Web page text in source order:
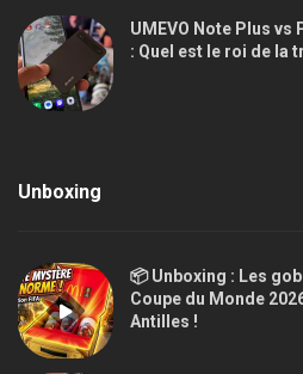
UMEVO Note Plus vs
: Quel est le roi de la
Unboxing
📦 Unboxing : Les
Coupe du Monde
Antilles !